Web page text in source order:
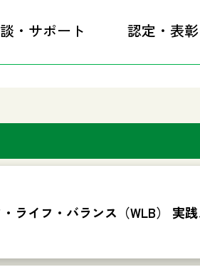
・サポート 認定・表彰
ライフ・バランス（WLB） 実